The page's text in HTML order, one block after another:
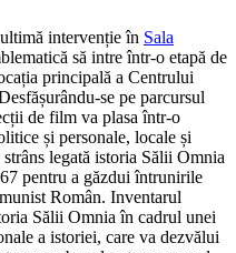
intervenție în Sala
să intre într-o etapă de
principală a Centrului
se pe parcursul
de film va plasa într-o
și personale, locale și
legată istoria Sălii Omnia
pentru a găzdui întrunirile
Român. Inventarul
Sălii Omnia în cadrul unei
a istoriei, care va dezvălui